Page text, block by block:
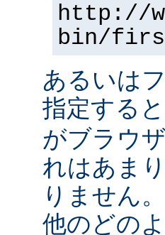
http://
bin/
あるいは
指定すると
がブラウ
れはあま
りません
他のどの